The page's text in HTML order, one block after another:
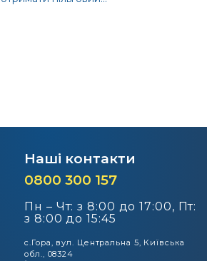
Наші контакти
0800 300 157
Пн – Чт: з 8:00 до 17:00, Пт:
з 8:00 до 15:45
с.Гора, вул. Центральна 5, Київська
обл., 08324